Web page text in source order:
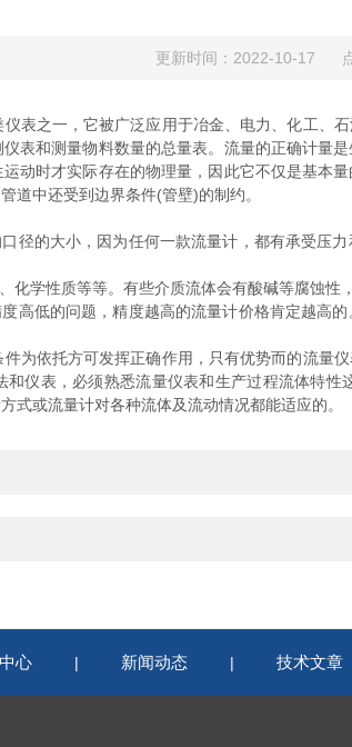
更新时间：2022-10-17
表之一，它被广泛应用于冶金、电力、化工、
表和测量物料数量的总量表。流量的正确计量
动时才实际存在的物理量，因此它不仅是基本
道中还受到边界条件(管壁)的制约。
的大小，因为任何一款流量计，都有承受压力
学性质等等。有些介质流体会有酸碱等腐蚀性
低的问题，精度越高的流量计价格肯定越高
为依托方可发挥正确作用，只有优势而的流量
仪表，必须熟悉流量仪表和生产过程流体特
式或流量计对各种流体及流动情况都能适应的。
心 | 新闻动态 | 技术文章